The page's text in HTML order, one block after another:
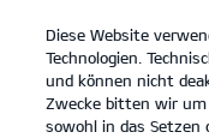
open
menu
Diese Website
Technologien.
und können nicht
Zwecke bitten wir um
sowohl in das Setzen